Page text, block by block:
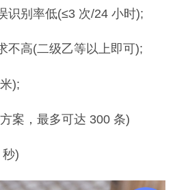
识别率低(≤3 次/24 小时);
不高(二级乙等以上即可);
);
案，最多可达 300 条)
秒)